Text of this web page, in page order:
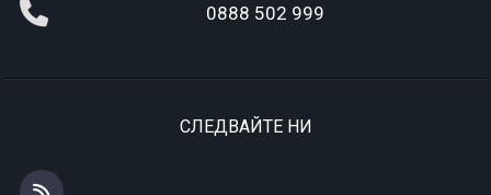
0888 502 999
СЛЕДВАЙТЕ НИ